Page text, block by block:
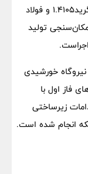
در کشور موفق به تولید فولاد زنگ‌نزن فریتی گرید۱.۴۱۰۵ و فولاد
امکان‌سنجی تولید
خورشیدی
فاز اول با
زیرساختی
انجام شده است.